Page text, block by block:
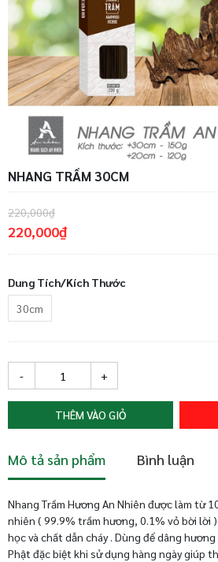
NHANG TRẦM 30CM
220,000₫
220,000₫
Dung Tích/Kích Thước
30cm
- +
THÊM VÀO GIỎ
Mô tả sản phẩm Bình luận
Nhang Trầm Hương An Nhiên được làm từ
nhiên ( 99.9% trầm hương, 0.1% vỏ bời lời
học và chất dẫn cháy . Dùng để dâng
Phật đặc biệt khi sử dụng hàng ngày giúp